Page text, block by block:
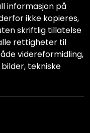
informasjon på
ikke kopieres,
skriftlig tillatelse
rettigheter til
videreformidling,
tekniske